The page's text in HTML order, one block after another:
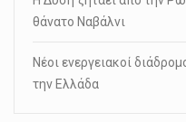
θάνατο Ναβάλνι
Νέοι ενεργειακοί
την Ελλάδα